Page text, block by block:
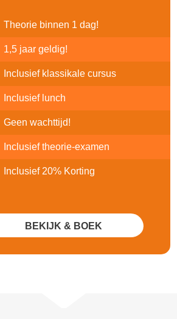
Theorie binnen 1 dag!
1,5 jaar geldig!
Inclusief klassikale cursus
Inclusief lunch
Geen wachttijd!
Inclusief theorie-examen
Inclusief 20% Korting
BEKIJK & BOEK